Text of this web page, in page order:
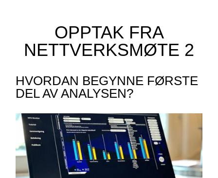
OPPTAK FRA
NETTVERKSMØTE 2
HVORDAN BEGYNNE FØRSTE
DEL AV ANALYSEN?